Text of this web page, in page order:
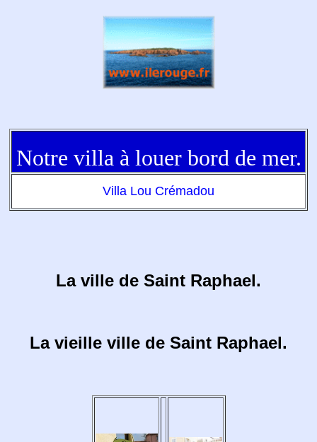
Notre villa à louer bord de mer.
Villa Lou Crémadou
La ville de Saint Raphael.
La vieille ville de Saint Raphael.